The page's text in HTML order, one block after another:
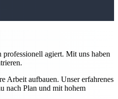
agiert. Mit uns haben
Arbeit aufbauen. Unser erfahrenes
nach Plan und mit hohem